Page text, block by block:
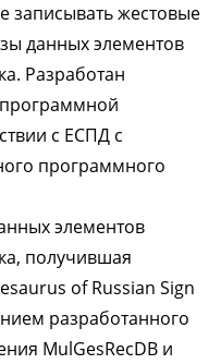
записывать жестовые
данных элементов
Разработан
с ЕСПД с
программного
элементов
получившая
of Russian Sign
разработанного
MulGesRecDB и